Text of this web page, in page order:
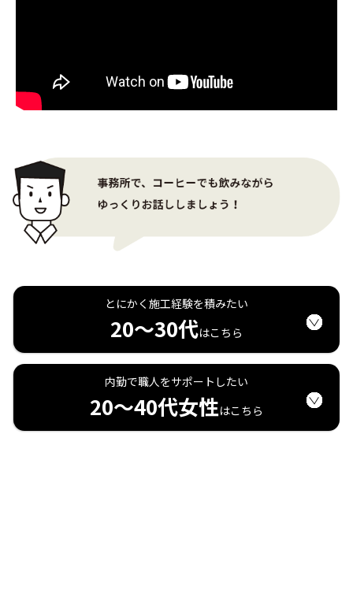
とにかく施工経験を積みたい
20～30代はこちら
内勤で職人をサポートしたい
20～40代女性はこちら